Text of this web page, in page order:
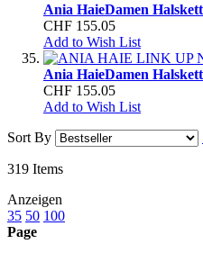
Ania HaieDamen
CHF 155.05
Add to Wish List
Ania HaieDamen
CHF 155.05
Add to Wish List
Sort By
319 Items
Anzeigen
35 50 100
Page